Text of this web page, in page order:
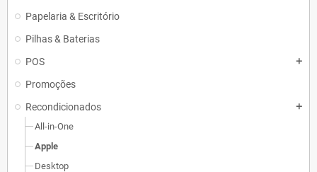
Papelaria & Escritório
Pilhas & Baterias
POS
add
Promoções
Recondicionados
add
All-in-One
Apple
Desktop